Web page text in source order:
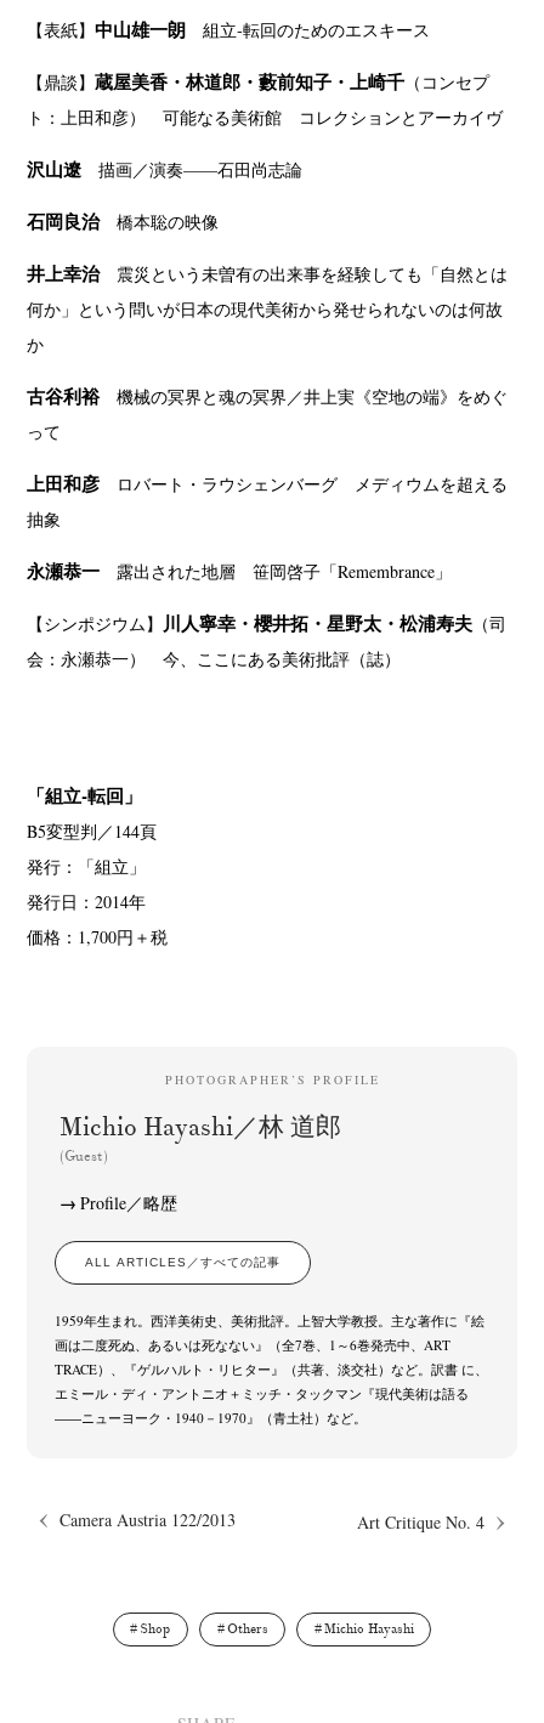
【表紙】中山雄一朗 組立‐転回のためのエスキース
【鼎談】蔵屋美香・林道郎・藪前知子・上崎千 （コンセプ
ト：上田和彦） 可能なる美術館 コレクションとアーカイヴ
沢山遼 描画／演奏——石田尚志論
石岡良治橋本聡の映像
井上幸治震災という未曽有の出来事を経験しても「自然とは
何か」という問いが日本の現代美術から発せられないのは何故
か
古谷利裕機械の冥界と魂の冥界／井上実《空地の端》をめぐ
って
上田和彦 ロバート・ラウシェンバーグ メディウムを超える
抽象
永瀬恭一 露出された地層 笹岡啓子「Remembrance」
【シンポジウム】 川人寧幸・櫻井拓・星野太・松浦寿夫 （司
会：永瀬恭一） 今、ここにある美術批評（誌）
「組立‐転回」
B5変型判／144頁
発行：「組立」
発行日：2014年
価格：1,700円＋税
PHOTOGRAPHER’S PROFILE
Michio Hayashi／林 道郎
(Guest)
Profile／略歴
ALL ARTICLES／すべての記事
1959年生まれ。西洋美術史、美術批評。上智大学教授。主な著作に『絵
画は二度死ぬ、あるいは死なない』（全7巻、1～6巻発売中、ART
TRACE）、『ゲルハルト・リヒター』（共著、淡交社）など。訳書 に、
エミール・ディ・アントニオ＋ミッチ・タックマン『現代美術は語る
――ニューヨーク・1940－1970』（青土社）など。
Camera Austria 122/2013 Art Critique No. 4
Shop Others Michio Hayashi